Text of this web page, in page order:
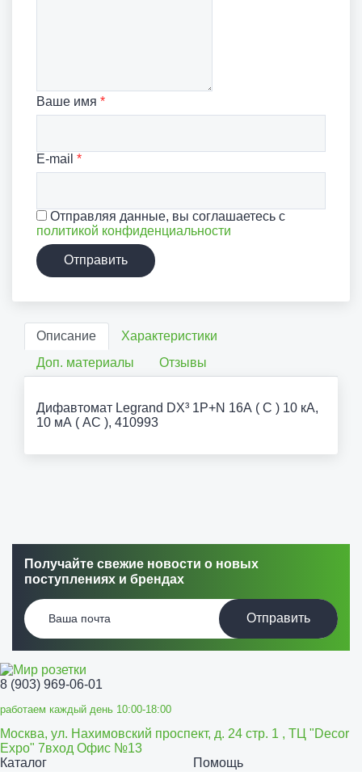
Ваше имя *
E-mail *
Отправляя данные, вы соглашаетесь с
политикой конфиденциальности
Отправить
Описание
Характеристики
Доп. материалы
Отзывы
Дифавтомат Legrand DX³ 1P+N 16А ( C ) 10 кА,
10 мА ( AC ), 410993
Получайте свежие новости о новых
поступлениях и брендах
Отправить
8 (903) 969-06-01
работаем каждый день 10:00-18:00
Москва, ул. Нахимовский проспект, д. 24 стр. 1 , ТЦ "Decor
Expo" 7вход Офис №13
Каталог
Помощь